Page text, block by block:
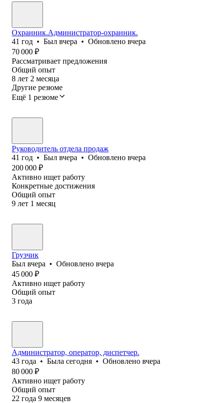
Охранник.Администратор-охранник.
41 год • Был вчера • Обновлено вчера
70 000 ₽
Рассматривает предложения
Общий опыт
8 лет 2 месяца
Другие резюме
Ещё 1 резюме
Руководитель отдела продаж
41 год • Был вчера • Обновлено вчера
200 000 ₽
Активно ищет работу
Конкретные достижения
Общий опыт
9 лет 1 месяц
Грузчик
Был вчера • Обновлено вчера
45 000 ₽
Активно ищет работу
Общий опыт
3 года
Администратор, оператор, диспетчер.
43 года • Была сегодня • Обновлено вчера
80 000 ₽
Активно ищет работу
Общий опыт
22 года 9 месяцев